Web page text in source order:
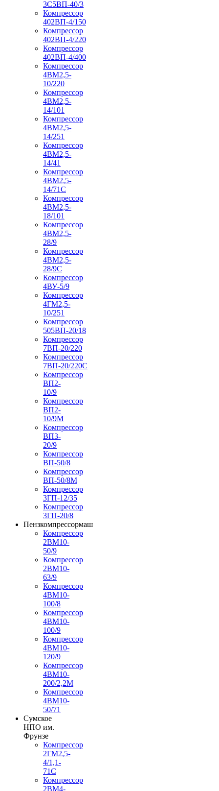
3С5ВП-40/3
Компрессор
402ВП-4/150
Компрессор
402ВП-4/220
Компрессор
402ВП-4/400
Компрессор
4ВМ2,5-
10/220
Компрессор
4ВМ2,5-
14/101
Компрессор
4ВМ2,5-
14/251
Компрессор
4ВМ2,5-
14/41
Компрессор
4ВМ2,5-
14/71C
Компрессор
4ВМ2,5-
18/101
Компрессор
4ВМ2,5-
28/9
Компрессор
4ВМ2,5-
28/9С
Компрессор
4ВУ-5/9
Компрессор
4ГМ2,5-
10/251
Компрессор
505ВП-20/18
Компрессор
7ВП-20/220
Компрессор
7ВП-20/220С
Компрессор
ВП2-
10/9
Компрессор
ВП2-
10/9М
Компрессор
ВП3-
20/9
Компрессор
ВП-50/8
Компрессор
ВП-50/8М
Компрессор
3ГП-12/35
Компрессор
3ГП-20/8
Пензкомпрессормаш
Компрессор
2ВМ10-
50/9
Компрессор
2ВМ10-
63/9
Компрессор
4ВМ10-
100/8
Компрессор
4ВМ10-
100/9
Компрессор
4ВМ10-
120/9
Компрессор
4ВМ10-
200/2,2М
Компрессор
4ВМ10-
50/71
Сумское
НПО им.
Фрунзе
Компрессор
2ГМ2,5-
4/1,1-
71С
Компрессор
2ВМ4-